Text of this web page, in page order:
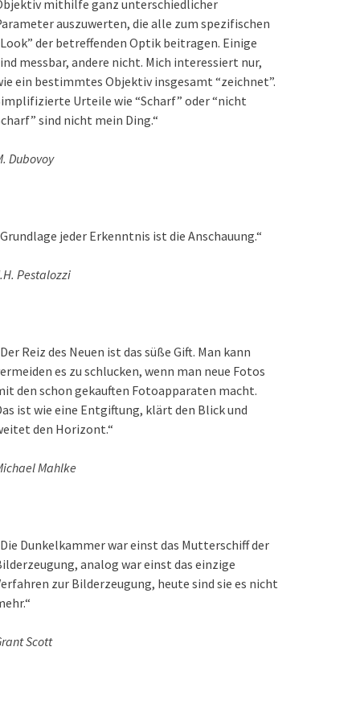
mithilfe ganz unterschiedlicher
auszuwerten, die alle zum spezifischen
der betreffenden Optik beitragen. Einige
messbar, andere nicht. Mich interessiert nur,
ein bestimmtes Objektiv insgesamt “zeichnet”.
Urteile wie “Scharf” oder “nicht
sind nicht mein Ding.“
Dubovoy
jeder Erkenntnis ist die Anschauung.“
Pestalozzi
Reiz des Neuen ist das süße Gift. Man kann
es zu schlucken, wenn man neue Fotos
den schon gekauften Fotoapparaten macht.
ist wie eine Entgiftung, klärt den Blick und
den Horizont.“
Mahlke
Dunkelkammer war einst das Mutterschiff der
analog war einst das einzige
zur Bilderzeugung, heute sind sie es nicht
Scott